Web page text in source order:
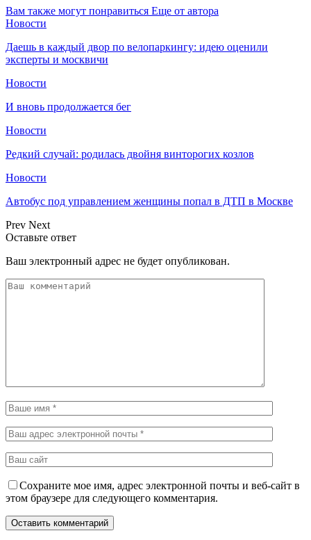
Вам также могут понравиться Еще от автора
Новости
Даешь в каждый двор по велопаркингу: идею оценили
эксперты и москвичи
Новости
И вновь продолжается бег
Новости
Редкий случай: родилась двойня винторогих козлов
Новости
Автобус под управлением женщины попал в ДТП в Москве
Prev Next
Оставьте ответ
Ваш электронный адрес не будет опубликован.
Сохраните мое имя, адрес электронной почты и веб-сайт в
этом браузере для следующего комментария.